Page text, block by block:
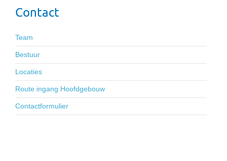
Contact
Team
Bestuur
Locaties
Route ingang Hoofdgebouw
Contactformulier